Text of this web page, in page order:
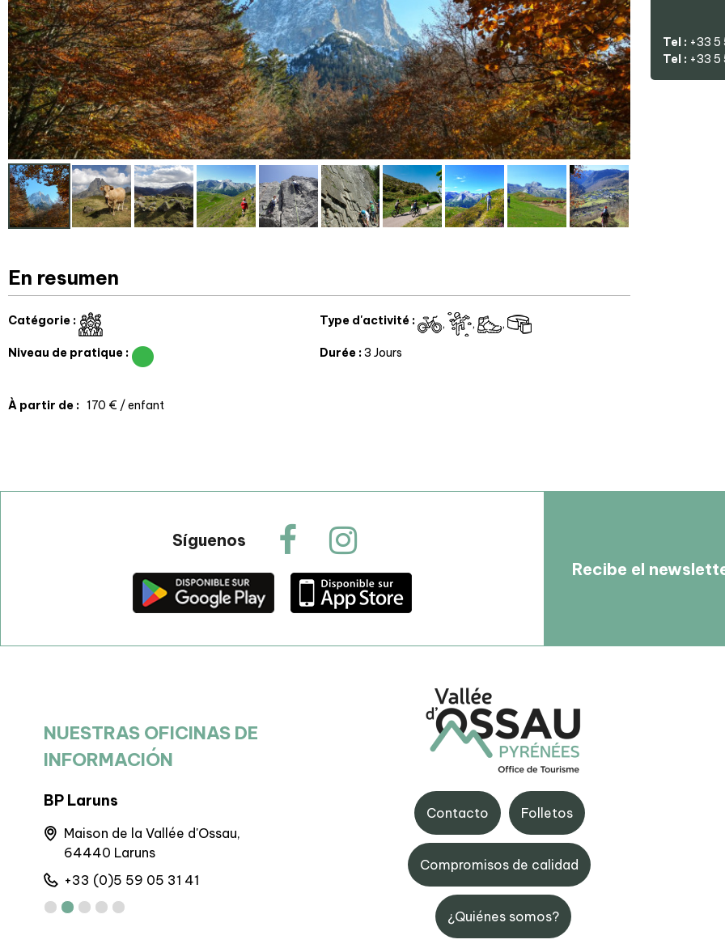
Tel : +33
Tel : +33
En resumen
Catégorie : Type d'activité :
Niveau de pratique : Durée :3 Jours
À partir de : 170 € / enfant
Síguenos
Recibe el
NUESTRAS OFICINAS DE
INFORMACIÓN
BP Laruns
Maison de la Vallée d'Ossau,
64440 Laruns
+33 (0)5 59 05 31 41
Maison de Fabrèges, 64440
+33 (0)5 59 05 34 00
BIT d'Eaux-Bonnes
Avenue Castellane, 64440
Bonnes
+33 (0)5 59 05 33 08
Contacto Folletos
Compromisos de calidad
¿Quiénes somos?